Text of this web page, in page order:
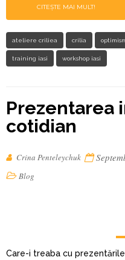
CITEȘTE MAI MULT!
ateliere criliea crilia
training iasi workshop iasi
Prezentarea
cotidian
Crina Penteleychuk
Blog
Care-i treaba cu